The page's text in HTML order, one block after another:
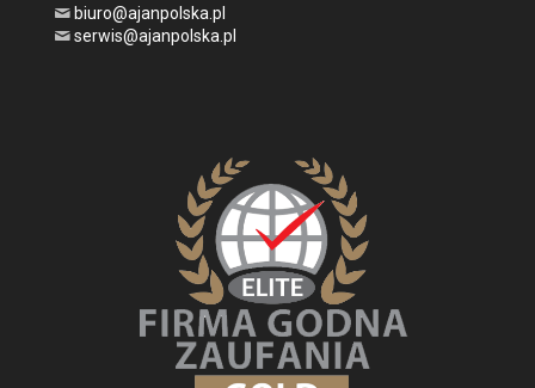
biuro@ajanpolska.pl
serwis@ajanpolska.pl